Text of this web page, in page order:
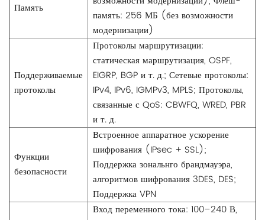
Память
память: 256 МБ (без возможности
модернизации)
Поддерживаемые
протоколы
Протоколы маршрутизации:
статическая маршрутизация, OSPF,
EIGRP, BGP и т. д.; Сетевые протоколы:
IPv4, IPv6, IGMPv3, MPLS; Протоколы,
связанные с QoS: CBWFQ, WRED, PBR
и т. д.
Функции
безопасности
Встроенное аппаратное ускорение
шифрования (IPsec + SSL);
Поддержка зональнго брандмауэра,
алгоритмов шифрования 3DES, DES;
Поддержка VPN
Вход переменного тока: 100–240 В,